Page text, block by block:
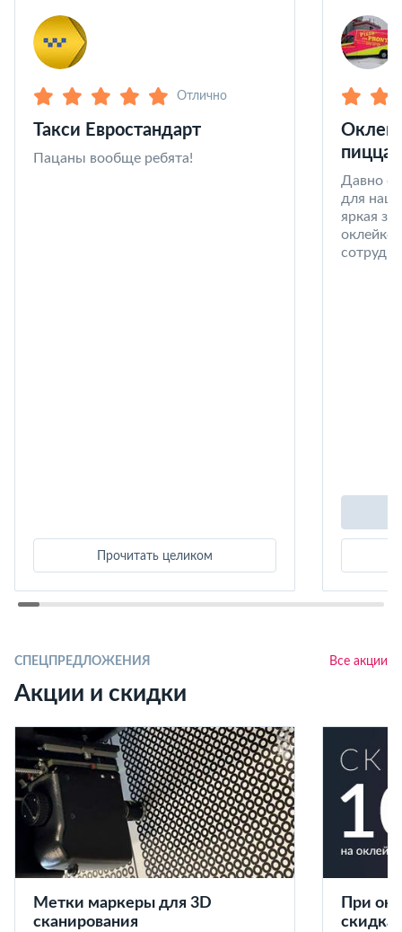
Отлично
Такси Евростандарт
Пацаны вообще ребята!
Прочитать целиком
пицца
Давно
для
яркая
оклейке
СПЕЦПРЕДЛОЖЕНИЯ Все акции
Акции и скидки
Метки маркеры для 3D
сканирования
При
скидка